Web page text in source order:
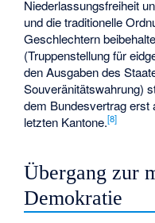
Niederlassungsfreiheit
und die traditionelle
Geschlechtern
(Truppenstellung für
den Ausgaben des
Souveränitätswahrung)
dem Bundesvertrag erst
letzten Kantone.[8]
Übergang zur
Demokratie